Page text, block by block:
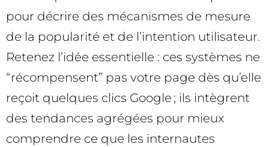
pour décrire des mécanismes de mesure
de la popularité et de l’intention utilisateur.
Retenez l’idée essentielle : ces systèmes ne
“récompensent” pas votre page dès qu’elle
reçoit quelques clics Google ; ils intègrent
des tendances agrégées pour mieux
comprendre ce que les internautes